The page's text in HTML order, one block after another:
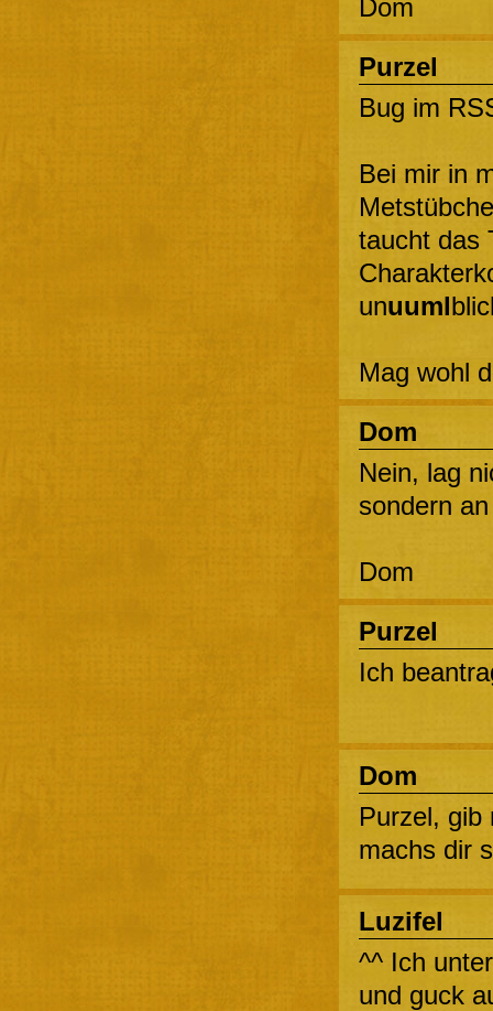
Dom
Purzel
Bug im
Bei mir in
taucht das
unuuml
Mag wohl
Dom
Nein, lag
sondern
Dom
Purzel
Ich
Dom
Purzel, gib
machs dir
Luzifel
^^ Ich
und guck